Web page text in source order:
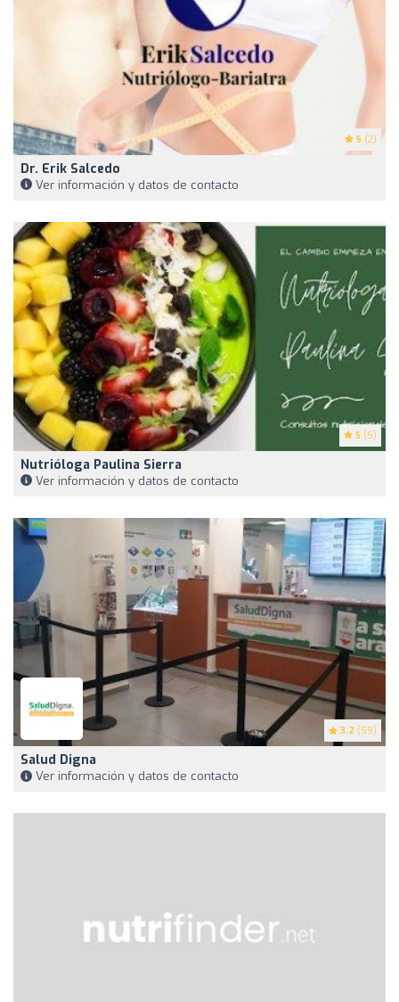
5 (2)
Dr. Erik Salcedo
Ver información y datos de contacto
5 (5)
Nutrióloga Paulina Sierra
Ver información y datos de contacto
3.2 (59)
Salud Digna
Ver información y datos de contacto